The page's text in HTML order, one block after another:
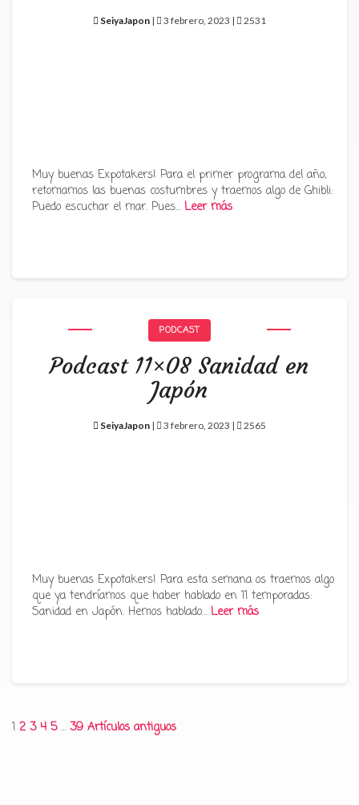
SeiyaJapon | 3 febrero, 2023 | 2531
Muy buenas Expotakers! Para el primer programa del año,
retomamos las buenas costumbres y traemos algo de Ghibli:
Puedo escuchar el mar. Pues… Leer más
PODCAST
Podcast 11×08 Sanidad en
Japón
SeiyaJapon | 3 febrero, 2023 | 2565
Muy buenas Expotakers! Para esta semana os traemos algo
que ya tendríamos que haber hablado en 11 temporadas:
Sanidad en Japón. Hemos hablado… Leer más
Paginación
1 2 3 4 5 … 39 Artículos antiguos